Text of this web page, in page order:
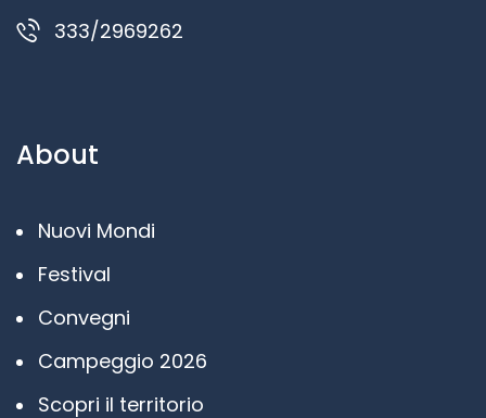
333/2969262
About
Nuovi Mondi
Festival
Convegni
Campeggio 2026
Scopri il territorio